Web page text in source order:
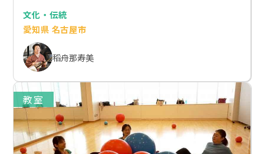
文化・伝統
愛知県 名古屋市
稻舟那寿美
教室